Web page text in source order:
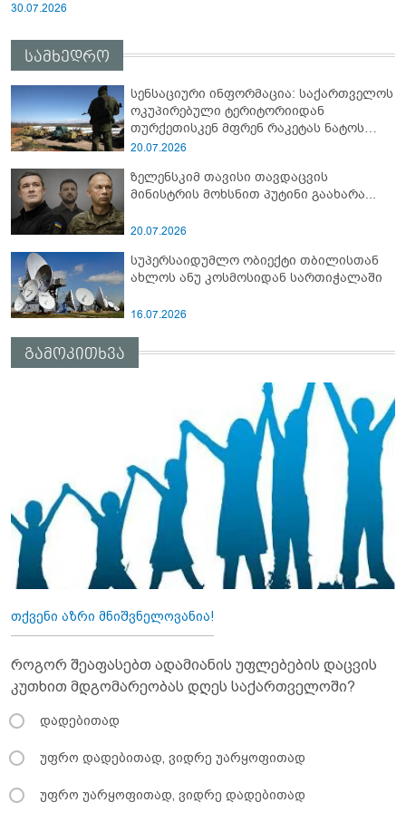
30.07.2026
სამხედრო
სენსაციური ინფორმაცია: საქართველოს
ოკუპირებული ტერიტორიიდან
თურქეთისკენ მფრენ რაკეტას ნატოს
სამიტი კინაღამ ჩაუშლია
20.07.2026
ზელენსკიმ თავისი თავდაცვის
მინისტრის მოხსნით პუტინი გაახარა...
20.07.2026
სუპერსაიდუმლო ობიექტი თბილისთან
ახლოს ანუ კოსმოსიდან სართიჭალაში
16.07.2026
გამოკითხვა
თქვენი აზრი მნიშვნელოვანია!
როგორ შეაფასებთ ადამიანის უფლებების დაცვის
კუთხით მდგომარეობას დღეს საქართველოში?
დადებითად
უფრო დადებითად, ვიდრე უარყოფითად
უფრო უარყოფითად, ვიდრე დადებითად